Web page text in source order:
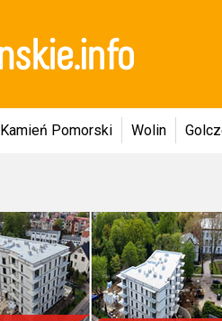
Kamień Pomorski Wolin